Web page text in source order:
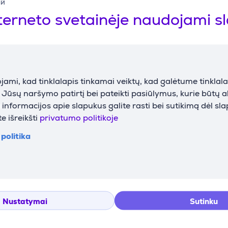
svetainėje naudojami
kad tinklalapis tinkamai veiktų, kad galėtume
naršymo patirtį bei pateikti pasiūlymus, kurie būtų
apie slapukus galite rasti bei sutikimą dėl
išreikšti privatumo politikoje
politika
Nustatymai Sutinku
Aprašymas
net esant greitai kintančioms apšvietimo ar eismo
tipą – sistema sudarys maršrutą, kuris vengia
pakrovimo aikštelių, įvažiavimo vartų ir privažiavimo kelių